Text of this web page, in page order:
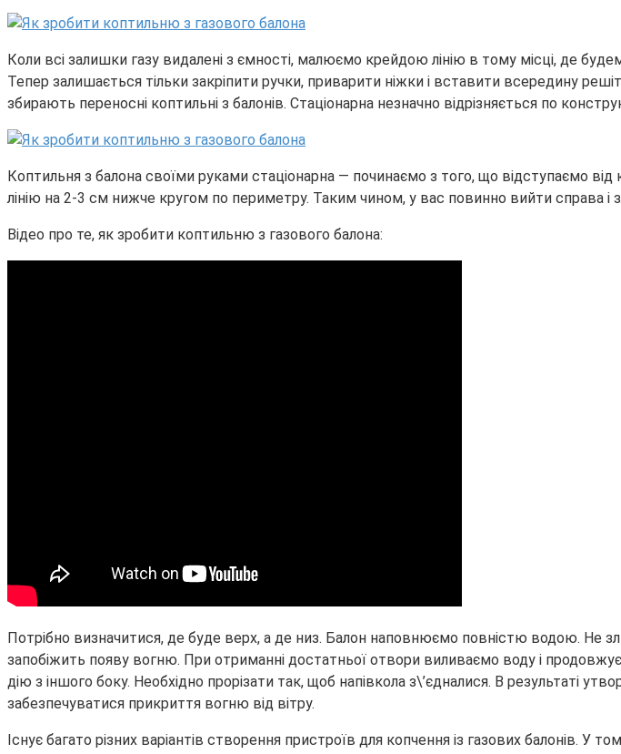
Коли всі залишки газу видалені з ємності, малюємо крейдою лінію в тому місці, де
Тепер залишається тільки закріпити ручки, приварити ніжки і вставити всередину
збирають переносні коптильні з балонів. Стаціонарна незначно відрізняється по
Коптильня з балона своїми руками стаціонарна — починаємо з того, що відступаємо
лінію на 2-3 см нижче кругом по периметру. Таким чином, у вас повинно вийти справа і
Відео про те, як зробити коптильню з газового балона:
Потрібно визначитися, де буде верх, а де низ. Балон наповнюємо повністю водою. Не
запобіжить появу вогню. При отриманні достатньої отвори виливаємо воду і
дію з іншого боку. Необхідно прорізати так, щоб напівкола з\’єдналися. В результаті
забезпечуватися прикриття вогню від вітру.
Існує багато різних варіантів створення пристроїв для копчення із газових балонів. У